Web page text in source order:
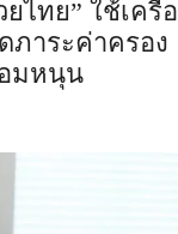
ไทย” ใช้เครือ
ภาระค่าครอง
มหนุน